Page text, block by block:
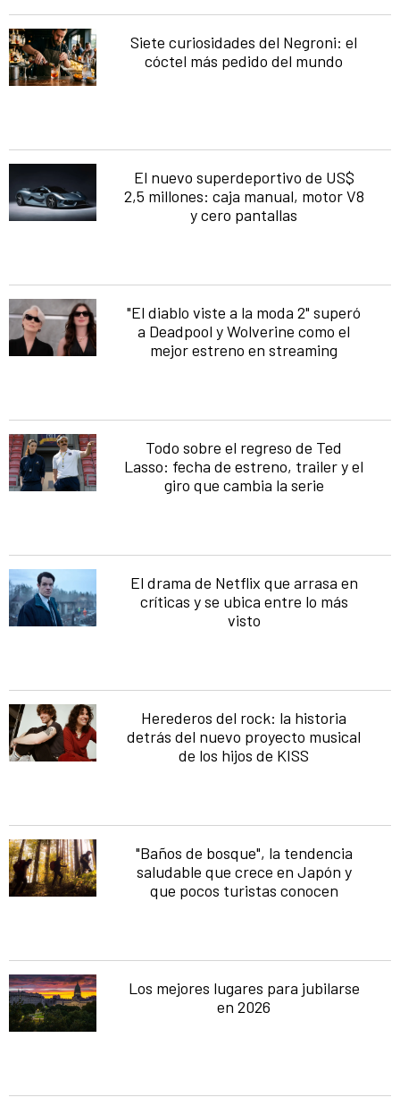
Siete curiosidades del Negroni: el
cóctel más pedido del mundo
El nuevo superdeportivo de US$
2,5 millones: caja manual, motor V8
y cero pantallas
"El diablo viste a la moda 2" superó
a Deadpool y Wolverine como el
mejor estreno en streaming
Todo sobre el regreso de Ted
Lasso: fecha de estreno, trailer y el
giro que cambia la serie
El drama de Netflix que arrasa en
críticas y se ubica entre lo más
visto
Herederos del rock: la historia
detrás del nuevo proyecto musical
de los hijos de KISS
"Baños de bosque", la tendencia
saludable que crece en Japón y
que pocos turistas conocen
Los mejores lugares para jubilarse
en 2026